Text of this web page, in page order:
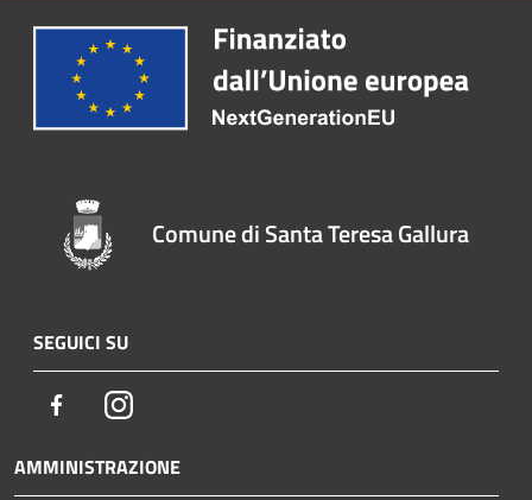
Comune di Santa Teresa Gallura
SEGUICI SU
FacebookInstagram
AMMINISTRAZIONE